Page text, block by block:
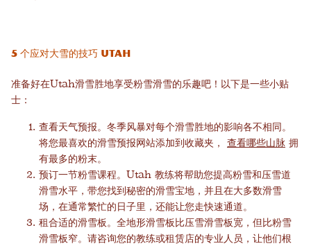
5 个应对大雪的技巧 Utah
准备好在Utah滑雪胜地享受粉雪滑雪的乐趣吧！以下是一些小贴
士：
查看天气预报。冬季风暴对每个滑雪胜地的影响各不相同。
将您最喜欢的滑雪预报网站添加到收藏夹， 查看哪些山脉 拥
有最多的粉末。
预订一节粉雪课程。Utah 教练将帮助您提高粉雪和压雪道
滑雪水平，带您找到秘密的滑雪宝地，并且在大多数滑雪
场，在通常繁忙的日子里，还能让您走快速通道。
租合适的滑雪板。全地形滑雪板比压雪滑雪板宽，但比粉雪
滑雪板窄。请咨询您的教练或租赁店的专业人员，让他们根